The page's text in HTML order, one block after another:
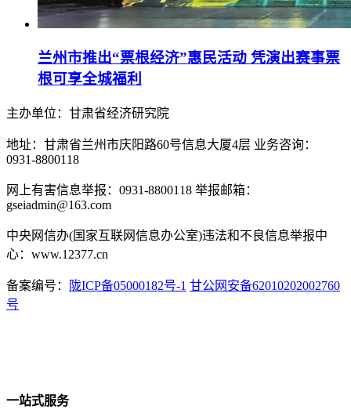
兰州市推出“票根经济”惠民活动 凭演出赛事票
根可享全城福利
主办单位：甘肃省经济研究院
地址：甘肃省兰州市庆阳路60号信息大厦4层 业务咨询：
0931-8800118
网上有害信息举报：0931-8800118 举报邮箱：
gseiadmin@163.com
中央网信办(国家互联网信息办公室)违法和不良信息举报中
心：www.12377.cn
备案编号： 陇ICP备05000182号-1 甘公网安备62010202002760
号
一站式服务